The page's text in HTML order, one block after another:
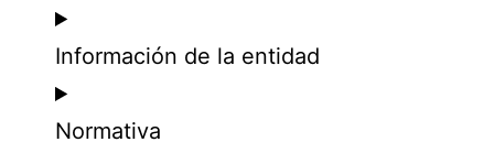
Información de la entidad
Normativa